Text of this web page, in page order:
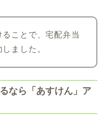
ことで、宅配弁当
ました。
なら「あすけん」ア